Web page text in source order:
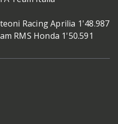
Racing Aprilia 1'48.987
RMS Honda 1'50.591